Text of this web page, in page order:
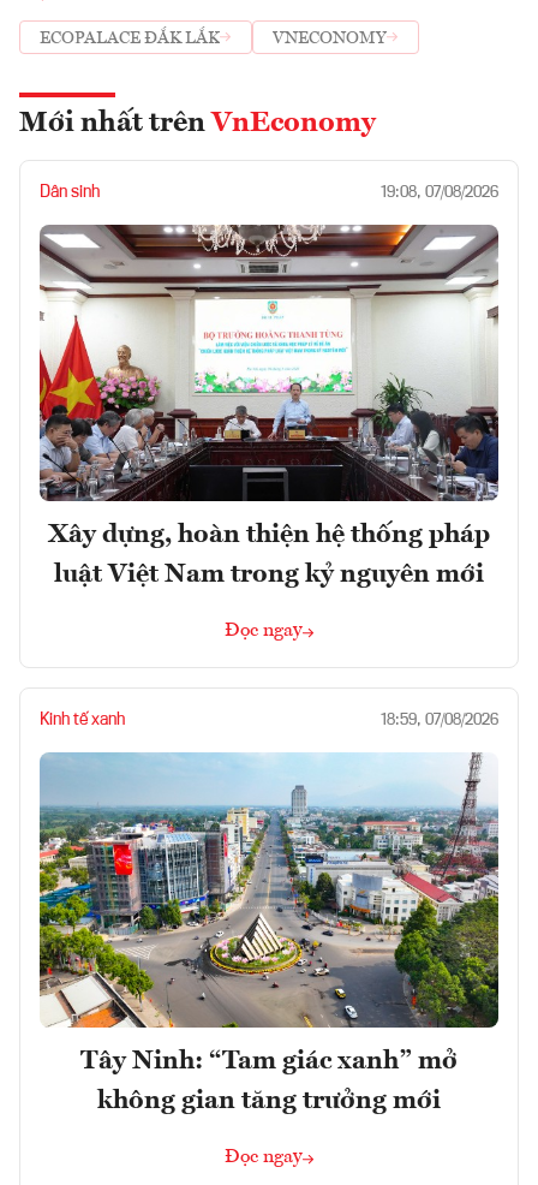
ECOPALACE ĐẮK LẮK VNECONOMY
Mới nhất trên VnEconomy
Dân sinh 19:08, 07/08/2026
Xây dựng, hoàn thiện hệ thống pháp
luật Việt Nam trong kỷ nguyên mới
Đọc ngay
Kinh tế xanh 18:59, 07/08/2026
Tây Ninh: “Tam giác xanh” mở
không gian tăng trưởng mới
Đọc ngay